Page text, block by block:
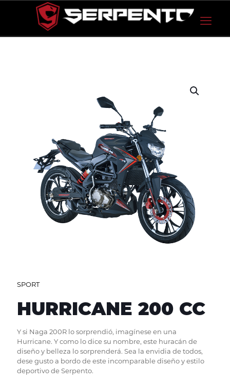
SPORT
HURRICANE 200 CC
Y si Naga 200R lo sorprendió, imagínese en una
Hurricane. Y como lo dice su nombre, este huracán de
diseño y belleza lo sorprenderá. Sea la envidia de todos,
dese gusto a bordo de este incomparable diseño y estilo
deportivo de Serpento.